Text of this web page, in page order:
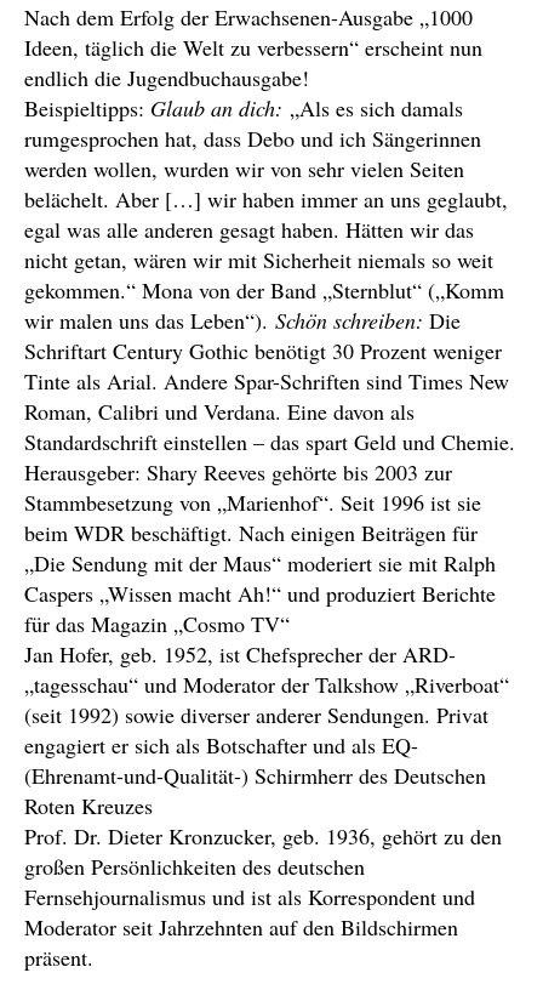
Nach dem Erfolg der Erwachsenen-Ausgabe „1000
Ideen, täglich die Welt zu verbessern“ erscheint nun
endlich die Jugendbuchausgabe!
Beispieltipps: Glaub an dich: „Als es sich damals
rumgesprochen hat, dass Debo und ich Sängerinnen
werden wollen, wurden wir von sehr vielen Seiten
belächelt. Aber […] wir haben immer an uns geglaubt,
egal was alle anderen gesagt haben. Hätten wir das
nicht getan, wären wir mit Sicherheit niemals so weit
gekommen.“ Mona von der Band „Sternblut“ („Komm
wir malen uns das Leben“). Schön schreiben: Die
Schriftart Century Gothic benötigt 30 Prozent weniger
Tinte als Arial. Andere Spar-Schriften sind Times New
Roman, Calibri und Verdana. Eine davon als
Standardschrift einstellen – das spart Geld und Chemie.
Herausgeber: Shary Reeves gehörte bis 2003 zur
Stammbesetzung von „Marienhof“. Seit 1996 ist sie
beim WDR beschäftigt. Nach einigen Beiträgen für
„Die Sendung mit der Maus“ moderiert sie mit Ralph
Caspers „Wissen macht Ah!“ und produziert Berichte
für das Magazin „Cosmo TV“
Jan Hofer, geb. 1952, ist Chefsprecher der ARD-
„tagesschau“ und Moderator der Talkshow „Riverboat“
(seit 1992) sowie diverser anderer Sendungen. Privat
engagiert er sich als Botschafter und als EQ-
(Ehrenamt-und-Qualität-) Schirmherr des Deutschen
Roten Kreuzes
Prof. Dr. Dieter Kronzucker, geb. 1936, gehört zu den
großen Persönlichkeiten des deutschen
Fernsehjournalismus und ist als Korrespondent und
Moderator seit Jahrzehnten auf den Bildschirmen
präsent.